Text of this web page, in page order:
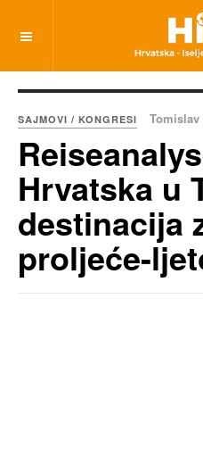
SAJMOVI / KONGRESI Tomislav
Hrvatska u
destinacija
proljeće-